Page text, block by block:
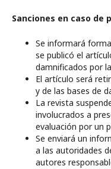
Sanciones en caso de
Se informará
se publicó el
damnificados por
El artículo será
y de las bases de
La revista
involucrados a
evaluación por un
Se enviará un
a las autoridades
autores